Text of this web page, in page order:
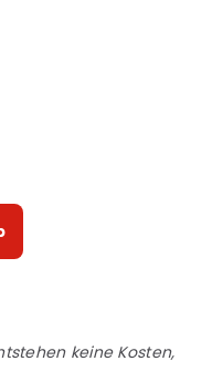
keine Kosten,